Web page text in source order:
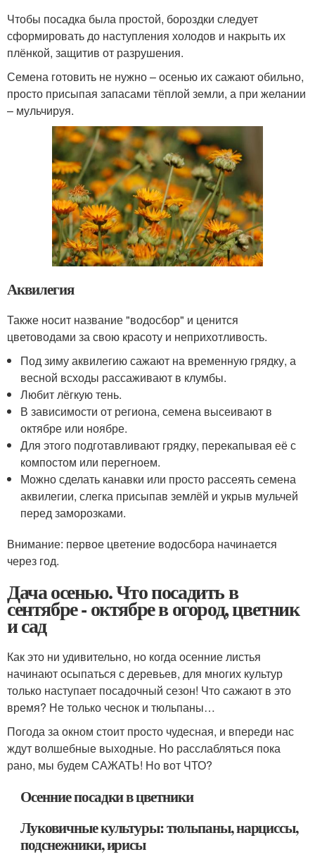
Чтобы посадка была простой, бороздки следует
сформировать до наступления холодов и накрыть их
плёнкой, защитив от разрушения.
Семена готовить не нужно – осенью их сажают обильно,
просто присыпая запасами тёплой земли, а при желании
– мульчируя.
Аквилегия
Также носит название "водосбор" и ценится
цветоводами за свою красоту и неприхотливость.
Под зиму аквилегию сажают на временную грядку, а
весной всходы рассаживают в клумбы.
Любит лёгкую тень.
В зависимости от региона, семена высеивают в
октябре или ноябре.
Для этого подготавливают грядку, перекапывая её с
компостом или перегноем.
Можно сделать канавки или просто рассеять семена
аквилегии, слегка присыпав землёй и укрыв мульчей
перед заморозками.
Внимание: первое цветение водосбора начинается
через год.
Дача осенью. Что посадить в
сентябре - октябре в огород, цветник
и сад
Как это ни удивительно, но когда осенние листья
начинают осыпаться с деревьев, для многих культур
только наступает посадочный сезон! Что сажают в это
время? Не только чеснок и тюльпаны…
Погода за окном стоит просто чудесная, и впереди нас
ждут волшебные выходные. Но расслабляться пока
рано, мы будем САЖАТЬ! Но вот ЧТО?
Осенние посадки в цветники
Луковичные культуры: тюльпаны, нарциссы,
подснежники, ирисы